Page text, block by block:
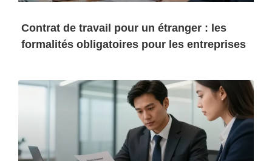
Contrat de travail pour un étranger : les
formalités obligatoires pour les entreprises